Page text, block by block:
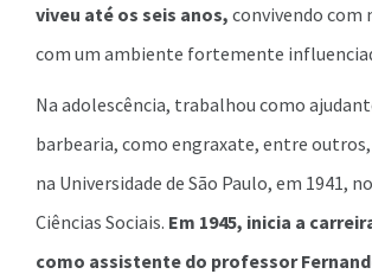
viveu até os seis anos, convivendo com
com um ambiente fortemente
Na adolescência, trabalhou como
barbearia, como engraxate, entre
na Universidade de São Paulo, em 1941,
Ciências Sociais. Em 1945, inicia a
como assistente do professor